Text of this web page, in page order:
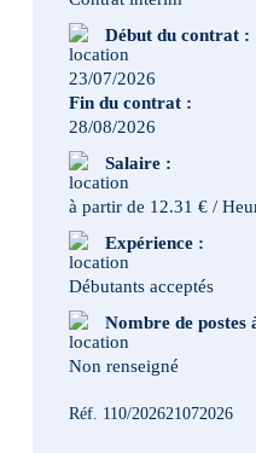
Début du contrat :
23/07/2026
Fin du contrat :
28/08/2026
Salaire :
à partir de 12.31 € /
Expérience :
Débutants acceptés
Nombre de
Non renseigné
Réf. 110/202621072026